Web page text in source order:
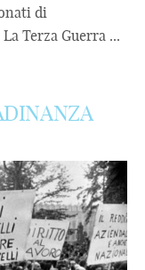
di
Terza Guerra ...